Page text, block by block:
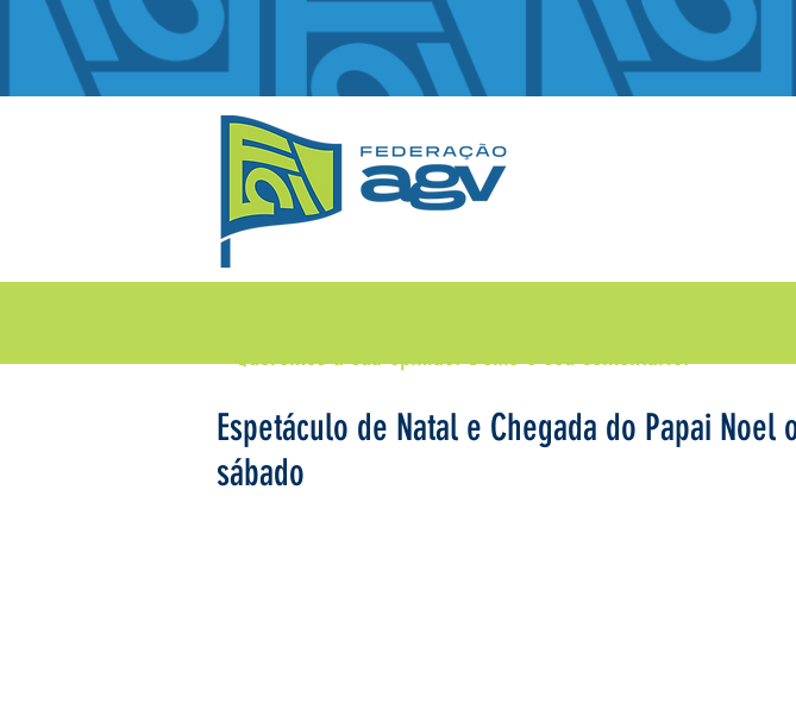
Queremos a sua opinião!Deixe o seu comentário.
Espetáculo de Natal e Chegada do Papai Noel
sábado